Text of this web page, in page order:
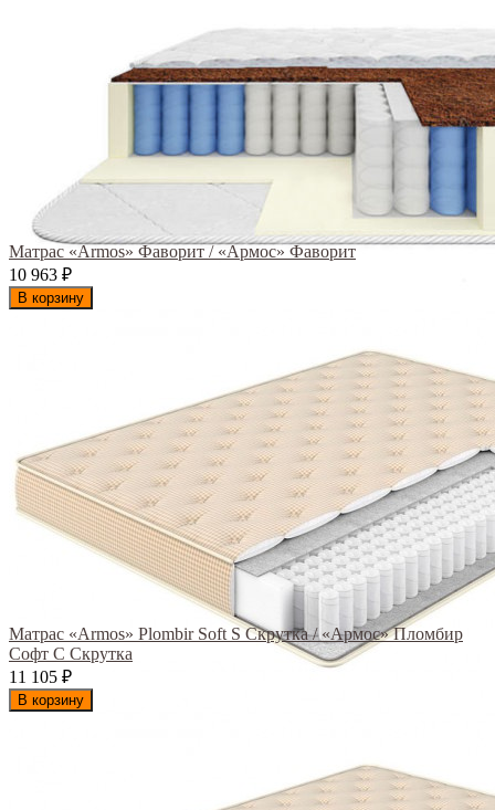
Матрас «Armos» Фаворит / «Армос» Фаворит
10 963 ₽
В корзину
Матрас «Armos» Plombir Soft S Скрутка / «Армос» Пломбир
Софт С Скрутка
11 105 ₽
В корзину